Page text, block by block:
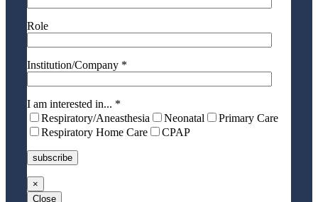
Role
Institution/Company *
I am interested in... *
Respiratory/Aneasthesia
Neonatal
Primary Care
Respiratory Home Care
CPAP
×
Close